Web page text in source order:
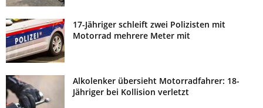
17-Jähriger schleift zwei Polizisten mit
Motorrad mehrere Meter mit
Alkolenker übersieht Motorradfahrer: 18-
Jähriger bei Kollision verletzt